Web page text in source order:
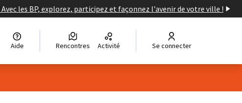
les BP, explorez, participez et façonnez l'avenir de votre ville !
Aide Rencontres Activité Se connecter